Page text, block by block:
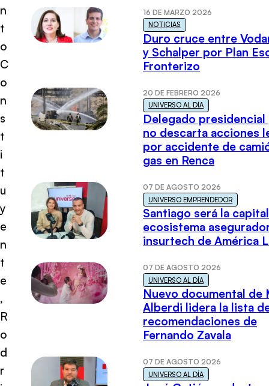
n
t
o
C
o
n
s
t
i
t
u
y
e
n
t
e
,
R
o
d
r
16 DE MARZO 2026
NOTICIAS
Duro cruce entre
y Schalper por Plan
Fronterizo
20 DE FEBRERO 2026
UNIVERSO AL DÍA
Delegado presidencial
no descarta acciones
por accidente de
gas en Renca
07 DE AGOSTO 2026
UNIVERSO EMPRENDEDOR
Santiago será la
ecosistema
insurtech de América
07 DE AGOSTO 2026
UNIVERSO AL DÍA
Nuevo documental de
Alberdi lidera la lista
recomendaciones de
Fernando Zavala
07 DE AGOSTO 2026
UNIVERSO AL DÍA